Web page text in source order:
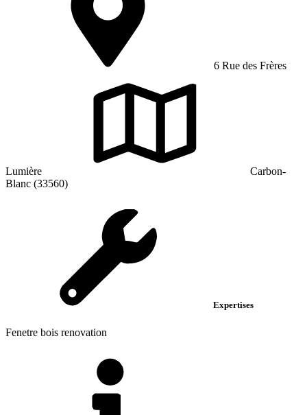
6 Rue des Frères
Lumière
Carbon-
Blanc (33560)
Expertises
Fenetre bois renovation